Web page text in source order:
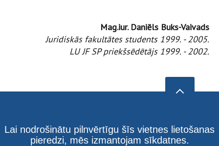
Mag.iur. Daniēls Buks-Vaivads
Juridiskās fakultātes students 1999. - 2005.
LU JF SP priekšsēdētājs 1999. - 2002.
Lai nodrošinātu pilnvērtīgu šīs vietnes lietošanas
pieredzi, mēs izmantojam sīkdatnes.